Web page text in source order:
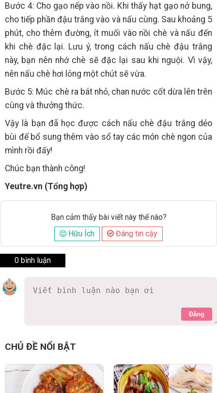
Bước 4: Cho gạo nếp vào nồi. Khi thấy hạt gạo nở bung,
cho tiếp phần đậu trắng vào và nấu cùng. Sau khoảng 5
phút, cho thêm đường, ít muối vào nồi chè và nấu đến
khi chè đặc lại. Lưu ý, trong cách nấu chè đậu trắng
này, bạn nên nhớ chè sẽ đặc lại sau khi nguội. Vì vậy,
nên nấu chè hơi lỏng một chút sẽ vừa.
Bước 5: Múc chè ra bát nhỏ, chan nước cốt dừa lên trên
cùng và thưởng thức.
Vậy là bạn đã học được cách nấu chè đậu trắng dẻo
bùi để bổ sung thêm vào sổ tay các món chè ngon của
mình rồi đấy!
Chúc bạn thành công!
Yeutre.vn (Tổng hợp)
Bạn cảm thấy bài viết này thế nào?
Hữu Ích
Đáng tin cậy
0 bình luận
Đăng
CHỦ ĐỀ NỔI BẬT